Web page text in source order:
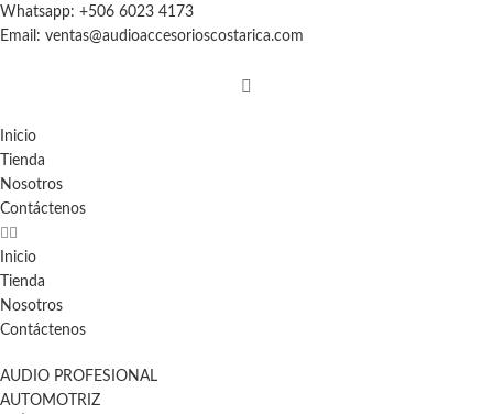
Whatsapp: +506 6023 4173
Email: ventas@audioaccesorioscostarica.com
Inicio
Tienda
Nosotros
Contáctenos
Inicio
Tienda
Nosotros
Contáctenos
AUDIO PROFESIONAL
AUTOMOTRIZ